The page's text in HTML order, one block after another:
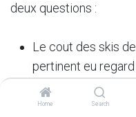
Home Search
deux questions :
Le cout des skis
pertinent eu
En achetant une